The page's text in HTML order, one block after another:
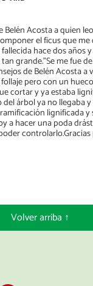
Belén Acosta a quien
el ficus que
hace dos años
grande."Se me fue
de Belén Acosta a
pero con un
cortar y ya estaba
árbol ya no llegaba
lignificada y
a hacer una poda
controlarlo.Gracias
Volver arriba ↑